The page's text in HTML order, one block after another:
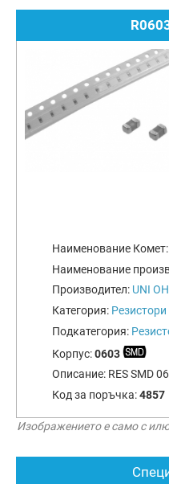
Наименование Комет:
Наименование
Производител: UNI
Категория: Резистори
Подкатегория:
Корпус:0603
Описание: RES SMD
Код за поръчка:4857
Изображението е само с